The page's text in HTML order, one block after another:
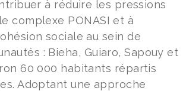
à réduire les pressions
complexe PONASI et à
sociale au sein de
: Bieha, Guiaro, Sapouy et
60 000 habitants répartis
Adoptant une approche